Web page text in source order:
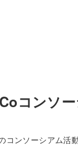
コンソ
コンソーシアム活